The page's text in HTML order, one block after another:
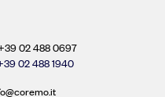
02 488 0697
02 488 1940